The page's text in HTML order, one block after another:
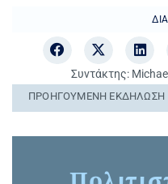
Συντάκτης:
ΠΡΟΗΓΟΎΜΕΝΗ ΕΚΔΉΛΩΣΗ